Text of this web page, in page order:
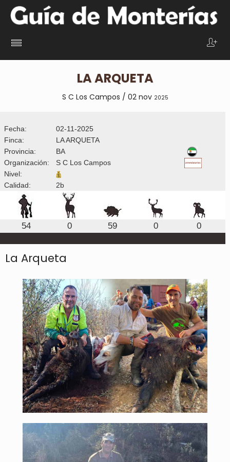
LA ARQUETA
S C Los Campos / 02 nov 2025
Fecha:
02-11-2025
Finca:
LA ARQUETA
Provincia:
BA
Organización:
S C Los Campos
Nivel:
Calidad:
2b
54 0 59 0 0
La Arqueta